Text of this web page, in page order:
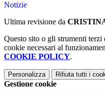
Notizie
Ultima revisione da
Questo sito o gli strumenti
cookie necessari al
COOKIE POLICY.
Personalizza Rifiuta tutti i
Gestione cookie